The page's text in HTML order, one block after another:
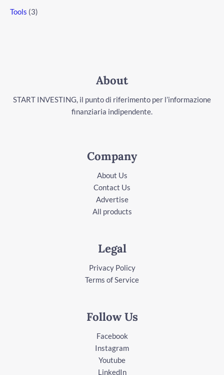
Tools (3)
About
START INVESTING, il punto di riferimento per l’informazione
finanziaria indipendente.
Company
About Us
Contact Us
Advertise
All products
Legal
Privacy Policy
Terms of Service
Follow Us
Facebook
Instagram
Youtube
LinkedIn